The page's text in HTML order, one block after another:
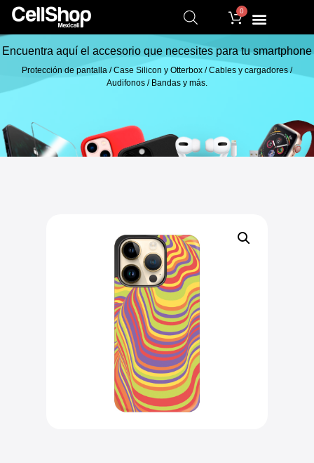
0
Encuentra aquí el accesorio que necesites para tu smartphone
Protección de pantalla / Case Silicon y Otterbox / Cables y cargadores /
Audifonos / Bandas y más.